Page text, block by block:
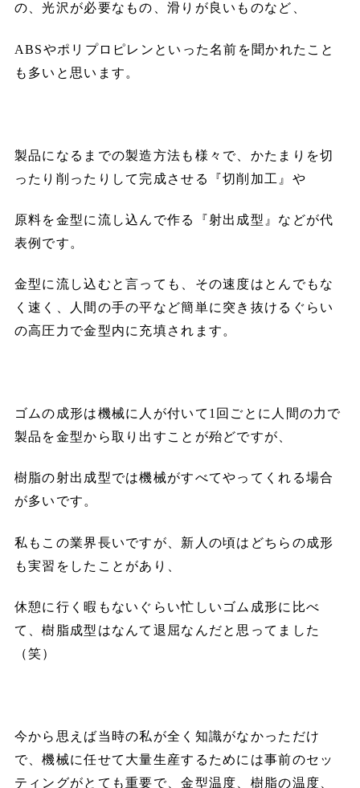
の、光沢が必要なもの、滑りが良いものなど、
ABSやポリプロピレンといった名前を聞かれたこと
も多いと思います。
製品になるまでの製造方法も様々で、かたまりを切
ったり削ったりして完成させる『切削加工』や
原料を金型に流し込んで作る『射出成型』などが代
表例です。
金型に流し込むと言っても、その速度はとんでもな
く速く、人間の手の平など簡単に突き抜けるぐらい
の高圧力で金型内に充填されます。
ゴムの成形は機械に人が付いて1回ごとに人間の力で
製品を金型から取り出すことが殆どですが、
樹脂の射出成型では機械がすべてやってくれる場合
が多いです。
私もこの業界長いですが、新人の頃はどちらの成形
も実習をしたことがあり、
休憩に行く暇もないぐらい忙しいゴム成形に比べ
て、樹脂成型はなんて退屈なんだと思ってました
（笑）
今から思えば当時の私が全く知識がなかっただけ
で、機械に任せて大量生産するためには事前のセッ
ティングがとても重要で、金型温度、樹脂の温度、